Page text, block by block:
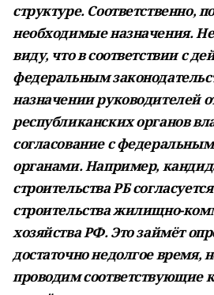
структуре. Соответственно,
необходимые назначения.
виду, что в соответствии с
федеральным
назначении руководителей
республиканских органов
согласование с
органами. Например,
строительства РБ
строительства жилищно-
хозяйства РФ. Это займёт
достаточно недолгое время,
проводим соответствующие